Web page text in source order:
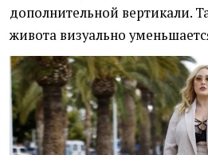
дополнительной вертикали.
живота визуально